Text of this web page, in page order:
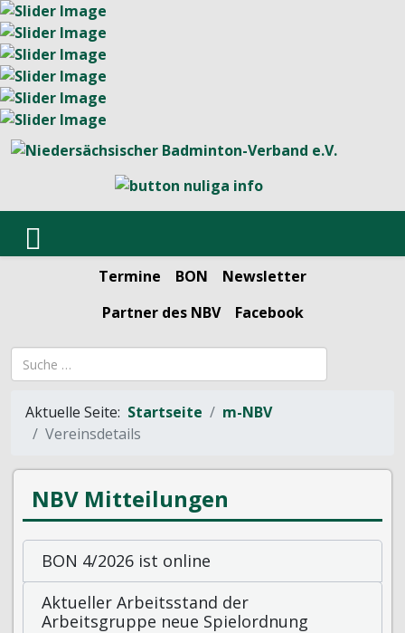
Termine BON
Newsletter
Partner des NBV
Facebook
Suchbegriff
Aktuelle Seite: Startseite
m-NBV
Vereinsdetails
NBV Mitteilungen
BON 4/2026 ist online
Aktueller Arbeitsstand der
Arbeitsgruppe neue Spielordnung